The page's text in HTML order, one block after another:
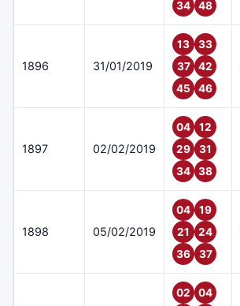
34
48
1896 31/01/2019
13
33
37
42
45
46
1897 02/02/2019
04
12
29
31
34
38
1898 05/02/2019
04
19
21
24
36
37
02
04